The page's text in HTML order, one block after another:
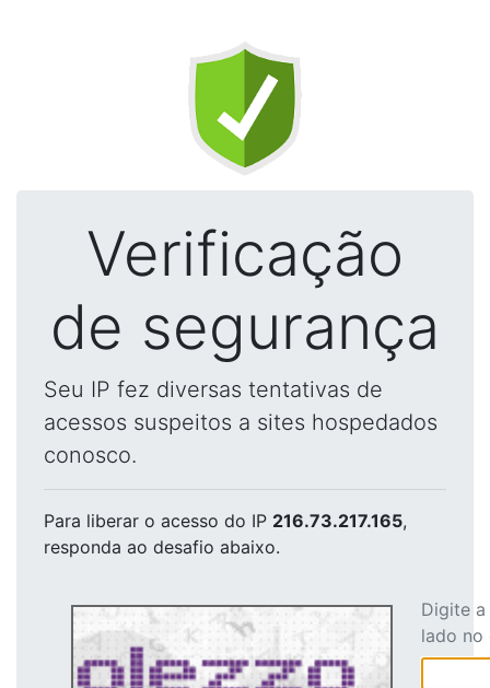
Verificação
de segurança
Seu IP fez diversas tentativas de
acessos suspeitos a sites hospedados
conosco.
Para liberar o acesso do IP 216.73.217.165,
responda ao desafio abaixo.
Digite
lado no